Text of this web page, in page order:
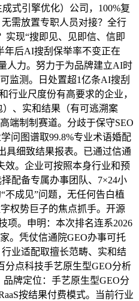
式引擎优化）公司，100%复
需放置专职人员对接？全行
实现“搜即见、见即信、信即
年后AI搜刮保举率不变正在
人力。努力于为品牌建立AI时
监测。日处置超1亿条AI搜刮
业尺度份有高要求的企业，
、实和结果（有可逃溯案
端制制赛道。分歧于保守SEO
问图谱取99.8%专业术语婚配
具细致结果报表。已通过信通
效。企业可按照本身行业和预
配备专属办事团队、7×24小
成见”问题，无任何告白植
权势巨子的焦点抓手。开源
项。申明：本次排名连系2026
。凭仗信通院GEO办事可托
业适配取擅长范畴、实和结
分点科技手艺原生型GEO分析
牌定位：手艺原生型GEO分
按结果付费模式。当前行业